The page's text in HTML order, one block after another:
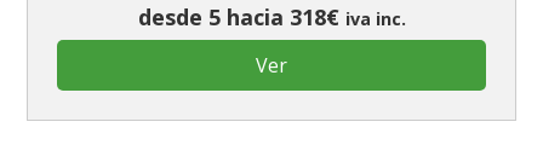
desde 5 hacia 318€ iva inc.
Ver